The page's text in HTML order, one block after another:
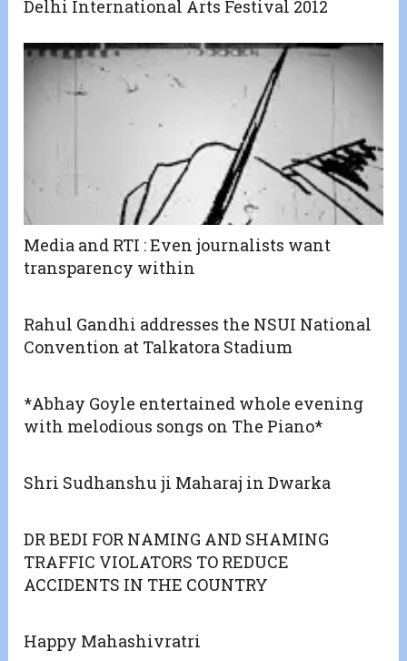
Delhi International Arts Festival 2012
Media and RTI : Even journalists want
transparency within
Rahul Gandhi addresses the NSUI National
Convention at Talkatora Stadium
*Abhay Goyle entertained whole evening
with melodious songs on The Piano*
Shri Sudhanshu ji Maharaj in Dwarka
DR BEDI FOR NAMING AND SHAMING
TRAFFIC VIOLATORS TO REDUCE
ACCIDENTS IN THE COUNTRY
Happy Mahashivratri